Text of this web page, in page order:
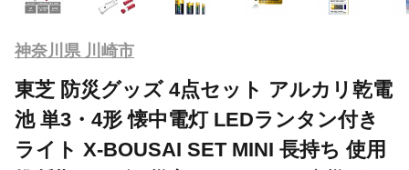
神奈川県 川崎市
東芝 防災グッズ 4点セット アルカリ乾電
池 単3・4形 懐中電灯 LEDランタン付き
ライト X-BOUSAI SET MINI 長持ち 使用